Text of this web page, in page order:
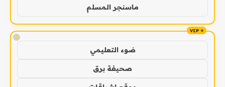
ماسنجر المسلم
!
ضوء التعليمي
صحيفة برق